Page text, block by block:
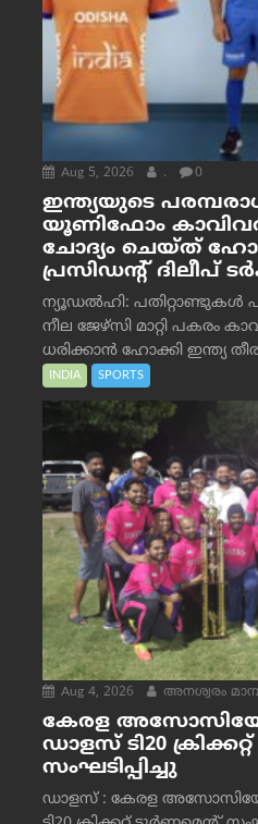
Aug 5, 2026 . 0
ഇന്ത്യയുടെ
യൂണിഫോം
ചോദ്യം ചെയ്ത്
പ്രസിഡന്റ് ദിലീപ്
ന്യൂഡൽഹി: പതിറ്റാണ്ടുകൾ
നീല ജേഴ്‌സി മാറ്റി പകരം
ധരിക്കാൻ ഹോക്കി ഇന്ത്യ
INDIA SPORTS
Aug 4, 2026 അനശ്വരം
കേരള
ഡാളസ് ടി20
സംഘടിപ്പിച്ചു
ഡാളസ് : കേരള